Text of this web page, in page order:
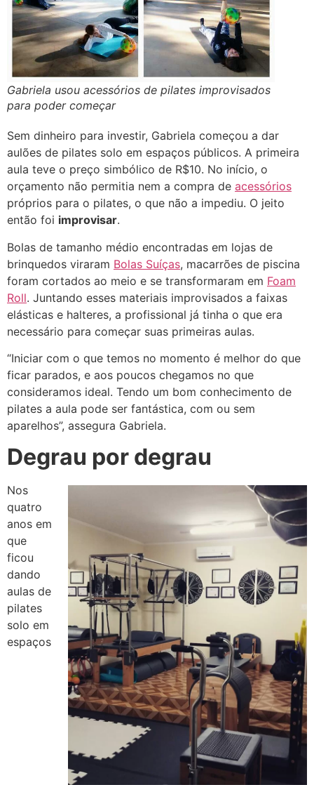
Gabriela usou acessórios de pilates improvisados
para poder começar
Sem dinheiro para investir, Gabriela começou a dar
aulões de pilates solo em espaços públicos. A primeira
aula teve o preço simbólico de R$10. No início, o
orçamento não permitia nem a compra de acessórios
próprios para o pilates, o que não a impediu. O jeito
então foi improvisar.
Bolas de tamanho médio encontradas em lojas de
brinquedos viraram Bolas Suíças, macarrões de piscina
foram cortados ao meio e se transformaram em Foam
Roll. Juntando esses materiais improvisados a faixas
elásticas e halteres, a profissional já tinha o que era
necessário para começar suas primeiras aulas.
“Iniciar com o que temos no momento é melhor do que
ficar parados, e aos poucos chegamos no que
consideramos ideal. Tendo um bom conhecimento de
pilates a aula pode ser fantástica, com ou sem
aparelhos”, assegura Gabriela.
Degrau por degrau
Nos
quatro
anos em
que
ficou
dando
aulas de
pilates
solo em
espaços